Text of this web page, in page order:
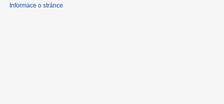
Informace o stránce